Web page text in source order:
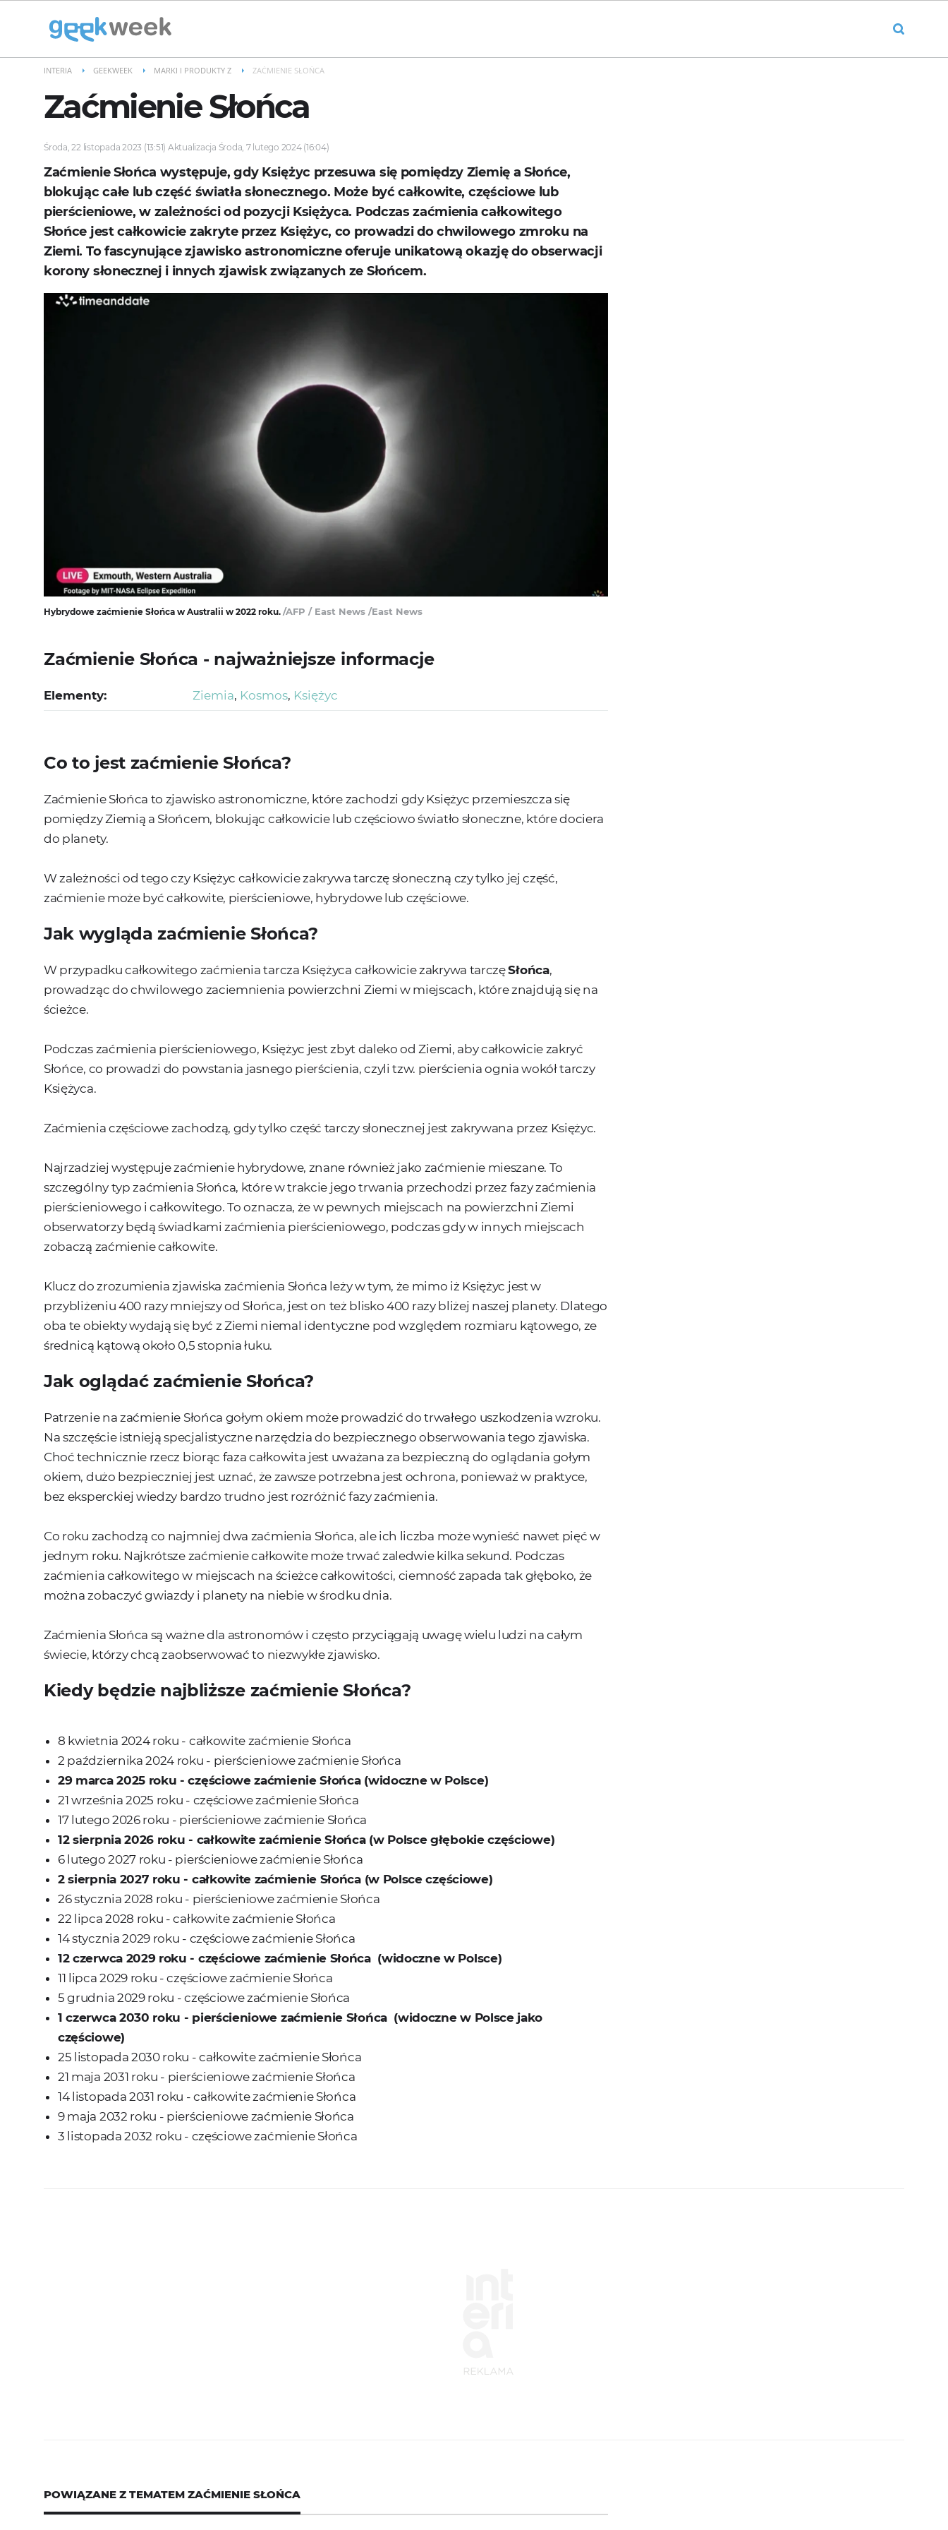
INTERIA GEEKWEEK MARKI I PRODUKTY Z ZAĆMIENIE SŁOŃCA
Zaćmienie Słońca
Środa, 22 listopada 2023 (13:51) Aktualizacja Środa, 7 lutego 2024 (16:04)
Zaćmienie Słońca występuje, gdy Księżyc przesuwa się pomiędzy Ziemię a Słońce,
blokując całe lub część światła słonecznego. Może być całkowite, częściowe lub
pierścieniowe, w zależności od pozycji Księżyca. Podczas zaćmienia całkowitego
Słońce jest całkowicie zakryte przez Księżyc, co prowadzi do chwilowego zmroku na
Ziemi. To fascynujące zjawisko astronomiczne oferuje unikatową okazję do obserwacji
korony słonecznej i innych zjawisk związanych ze Słońcem.
Hybrydowe zaćmienie Słońca w Australii w 2022 roku. /AFP / East News /East News
Zaćmienie Słońca - najważniejsze informacje
Elementy: Ziemia, Kosmos, Księżyc
Co to jest zaćmienie Słońca?
Zaćmienie Słońca to zjawisko astronomiczne, które zachodzi gdy Księżyc przemieszcza się
pomiędzy Ziemią a Słońcem, blokując całkowicie lub częściowo światło słoneczne, które dociera
do planety.
W zależności od tego czy Księżyc całkowicie zakrywa tarczę słoneczną czy tylko jej część,
zaćmienie może być całkowite, pierścieniowe, hybrydowe lub częściowe.
Jak wygląda zaćmienie Słońca?
W przypadku całkowitego zaćmienia tarcza Księżyca całkowicie zakrywa tarczęSłońca,
prowadząc do chwilowego zaciemnienia powierzchni Ziemi w miejscach, które znajdują się na
ścieżce.
Podczas zaćmienia pierścieniowego, Księżyc jest zbyt daleko od Ziemi, aby całkowicie zakryć
Słońce, co prowadzi do powstania jasnego pierścienia, czyli tzw. pierścienia ognia wokół tarczy
Księżyca.
Zaćmienia częściowe zachodzą, gdy tylko część tarczy słonecznej jest zakrywana przez Księżyc.
Najrzadziej występuje zaćmienie hybrydowe, znane również jako zaćmienie mieszane. To
szczególny typ zaćmienia Słońca, które w trakcie jego trwania przechodzi przez fazy zaćmienia
pierścieniowego i całkowitego. To oznacza, że w pewnych miejscach na powierzchni Ziemi
obserwatorzy będą świadkami zaćmienia pierścieniowego, podczas gdy w innych miejscach
zobaczą zaćmienie całkowite.
Klucz do zrozumienia zjawiska zaćmienia Słońca leży w tym, że mimo iż Księżyc jest w
przybliżeniu 400 razy mniejszy od Słońca, jest on też blisko 400 razy bliżej naszej planety. Dlatego
oba te obiekty wydają się być z Ziemi niemal identyczne pod względem rozmiaru kątowego, ze
średnicą kątową około 0,5 stopnia łuku.
Jak oglądać zaćmienie Słońca?
Patrzenie na zaćmienie Słońca gołym okiem może prowadzić do trwałego uszkodzenia wzroku.
Na szczęście istnieją specjalistyczne narzędzia do bezpiecznego obserwowania tego zjawiska.
Choć technicznie rzecz biorąc faza całkowita jest uważana za bezpieczną do oglądania gołym
okiem, dużo bezpieczniej jest uznać, że zawsze potrzebna jest ochrona, ponieważ w praktyce,
bez eksperckiej wiedzy bardzo trudno jest rozróżnić fazy zaćmienia.
Co roku zachodzą co najmniej dwa zaćmienia Słońca, ale ich liczba może wynieść nawet pięć w
jednym roku. Najkrótsze zaćmienie całkowite może trwać zaledwie kilka sekund. Podczas
zaćmienia całkowitego w miejscach na ścieżce całkowitości, ciemność zapada tak głęboko, że
można zobaczyć gwiazdy i planety na niebie w środku dnia.
Zaćmienia Słońca są ważne dla astronomów i często przyciągają uwagę wielu ludzi na całym
świecie, którzy chcą zaobserwować to niezwykłe zjawisko.
Kiedy będzie najbliższe zaćmienie Słońca?
8 kwietnia 2024 roku - całkowite zaćmienie Słońca
2 października 2024 roku - pierścieniowe zaćmienie Słońca
29 marca 2025 roku - częściowezaćmienie Słońca (widoczne w Polsce)
21 września 2025 roku - częściowe zaćmienie Słońca
17 lutego 2026 roku - pierścieniowe zaćmienie Słońca
12 sierpnia 2026 roku - całkowitezaćmienie Słońca (w Polsce głębokie częściowe)
6 lutego 2027 roku - pierścieniowe zaćmienie Słońca
2 sierpnia 2027 roku - całkowite zaćmienie Słońca (w Polsce częściowe)
26 stycznia 2028 roku - pierścieniowe zaćmienie Słońca
22 lipca 2028 roku - całkowite zaćmienie Słońca
14 stycznia 2029 roku - częściowe zaćmienie Słońca
12 czerwca 2029 roku - częściowe zaćmienie Słońca (widoczne w Polsce)
11 lipca 2029 roku - częściowe zaćmienie Słońca
5 grudnia 2029 roku - częściowe zaćmienie Słońca
1 czerwca 2030 roku - pierścieniowe zaćmienie Słońca (widoczne w Polsce jako
częściowe)
25 listopada 2030 roku - całkowite zaćmienie Słońca
21 maja 2031 roku - pierścieniowe zaćmienie Słońca
14 listopada 2031 roku - całkowite zaćmienie Słońca
9 maja 2032 roku - pierścieniowe zaćmienie Słońca
3 listopada 2032 roku - częściowe zaćmienie Słońca
POWIĄZANE Z TEMATEM ZAĆMIENIE SŁOŃCA